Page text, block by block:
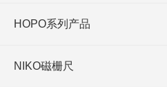
HOPO系列产品
NIKO磁栅尺